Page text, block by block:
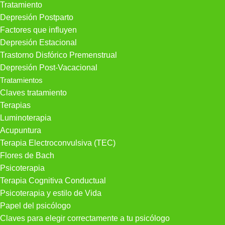
Tratamiento
Depresión Postparto
Factores que influyen
Depresión Estacional
Trastorno Disfórico Premenstrual
Depresión Post-Vacacional
Tratamientos
Claves tratamiento
Terapias
Luminoterapia
Acupuntura
Terapia Electroconvulsiva (TEC)
Flores de Bach
Psicoterapia
Terapia Cognitiva Conductual
Psicoterapia y estilo de Vida
Papel del psicólogo
Claves para elegir correctamente a tu psicólogo